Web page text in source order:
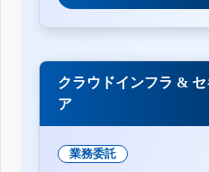
クラウドインフラ &
ア
業務委託